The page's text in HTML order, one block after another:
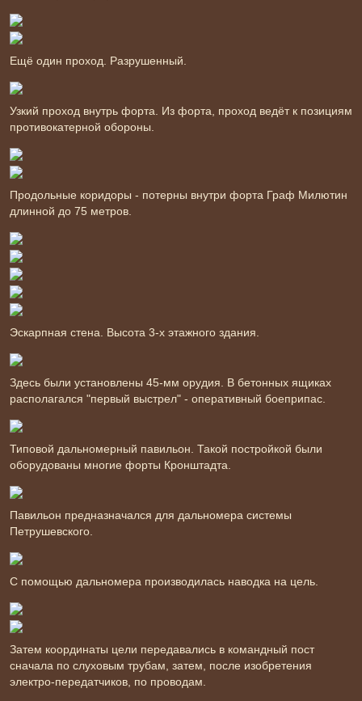
Ещё один проход. Разрушенный.
Узкий проход внутрь форта. Из форта, проход ведёт к позициям
противокатерной обороны.
Продольные коридоры - потерны внутри форта Граф Милютин
длинной до 75 метров.
Эскарпная стена. Высота 3-х этажного здания.
Здесь были установлены 45-мм орудия. В бетонных ящиках
располагался "первый выстрел" - оперативный боеприпас.
Типовой дальномерный павильон. Такой постройкой были
оборудованы многие форты Кронштадта.
Павильон предназначался для дальномера системы
Петрушевского.
С помощью дальномера производилась наводка на цель.
Затем координаты цели передавались в командный пост
сначала по слуховым трубам, затем, после изобретения
электро-передатчиков, по проводам.